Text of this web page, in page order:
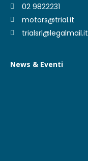
02 9822231
motors@trial.it
trialsrl@legalmail.it
News & Eventi